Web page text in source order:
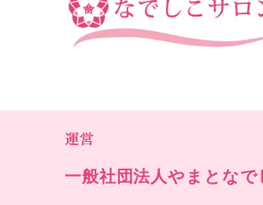
運営
一般社団法人やまとなで